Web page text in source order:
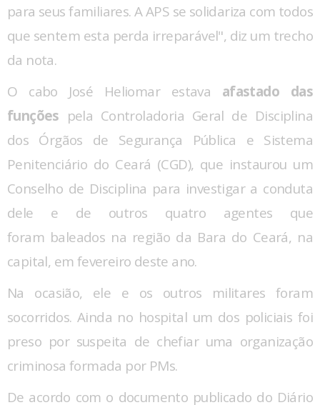
para seus familiares. A APS se solidariza com todos
que sentem esta perda irreparável", diz um trecho
da nota.
O cabo José Heliomar estava afastado das
funções pela Controladoria Geral de Disciplina
dos Órgãos de Segurança Pública e Sistema
Penitenciário do Ceará (CGD), que instaurou um
Conselho de Disciplina para investigar a conduta
dele e de outros quatro agentes que
foram baleados na região da Bara do Ceará, na
capital, em fevereiro deste ano.
Na ocasião, ele e os outros militares foram
socorridos. Ainda no hospital um dos policiais foi
preso por suspeita de chefiar uma organização
criminosa formada por PMs.
De acordo com o documento publicado do Diário